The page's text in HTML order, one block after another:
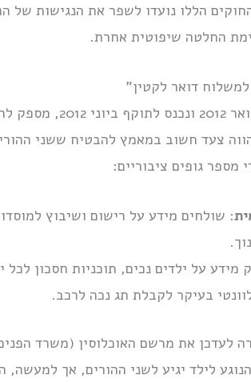
הללו נועדו לשפר את הנגישות של
החלטה שיפוטית אחרת.
דואר לקטין”
החוק, שהתקבל
צעד חשוב במאמץ להבטיח ששני
מספר גופים ציבוריים:
: שולחים מידע על רישום ושיבוץ
מידע על ילדים נכים, תוכניות חסכון לכל
בעיקר לקבלת תג נכה לרכב.
לעדכן את מרשם האוכלוסין (משרד
לילד יגיע לשני ההורים, אך